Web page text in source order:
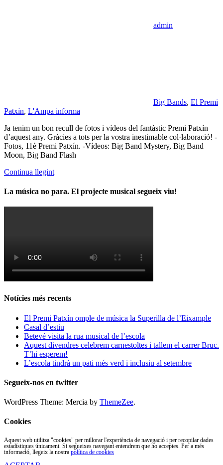
admin
Big Bands, El Premi
Patxín, L'Ampa informa
Ja tenim un bon recull de fotos i vídeos del fantàstic Premi Patxín
d’aquest any. Gràcies a tots per la vostra inestimable col·laboració! -
Fotos, 11è Premi Patxín. -Vídeos: Big Band Mystery, Big Band
Moon, Big Band Flash
Continua llegint
La música no para. El projecte musical segueix viu!
Notícies més recents
El Premi Patxín omple de música la Superilla de l’Eixample
Casal d’estiu
Betevé visita la rua musical de l’escola
Aquest divendres celebrem carnestoltes i tallem el carrer Bruc.
T’hi esperem!
L’escola tindrà un pati més verd i inclusiu al setembre
Segueix-nos en twitter
WordPress Theme: Mercia by ThemeZee.
Cookies
Aquest web utilitza "cookies" per millorar l'experiència de navegació i per recopilar dades
estadístiques únicament. Si segueixes navegant entendrem que ho acceptes. Per a més
informació, llegeix la nostra política de cookies